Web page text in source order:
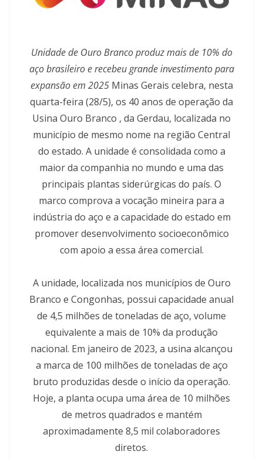
Unidade de Ouro Branco produz mais de 10% do
aço brasileiro e recebeu grande investimento para
expansão em 2025Minas Gerais celebra, nesta
quarta-feira (28/5), os 40 anos de operação da
Usina Ouro Branco , da Gerdau, localizada no
município de mesmo nome na região Central
do estado. A unidade é consolidada como a
maior da companhia no mundo e uma das
principais plantas siderúrgicas do país. O
marco comprova a vocação mineira para a
indústria do aço e a capacidade do estado em
promover desenvolvimento socioeconômico
com apoio a essa área comercial.
A unidade, localizada nos municípios de Ouro
Branco e Congonhas, possui capacidade anual
de 4,5 milhões de toneladas de aço, volume
equivalente a mais de 10% da produção
nacional. Em janeiro de 2023, a usina alcançou
a marca de 100 milhões de toneladas de aço
bruto produzidas desde o início da operação.
Hoje, a planta ocupa uma área de 10 milhões
de metros quadrados e mantém
aproximadamente 8,5 mil colaboradores
diretos.